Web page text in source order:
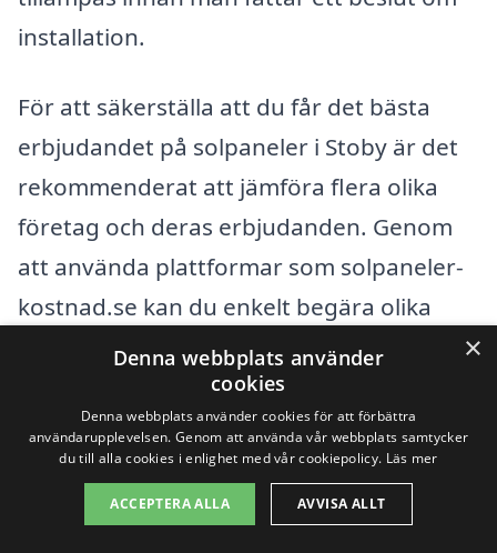
installation.
För att säkerställa att du får det bästa
erbjudandet på solpaneler i Stoby är det
rekommenderat att jämföra flera olika
företag och deras erbjudanden. Genom
att använda plattformar som solpaneler-
kostnad.se kan du enkelt begära olika
offerter och få en uppfattning om vad
som är en rättvis prisnivå för ditt specifika
projekt. På så sätt kan du känna dig trygg
i ditt val och veta att du får en lösning
som passar både din ekonomi och dina
×
Denna webbplats använder
cookies
Denna webbplats använder cookies för att förbättra
användarupplevelsen. Genom att använda vår webbplats samtycker
du till alla cookies i enlighet med vår cookiepolicy. Läs mer
ACCEPTERA ALLA AVVISA ALLT